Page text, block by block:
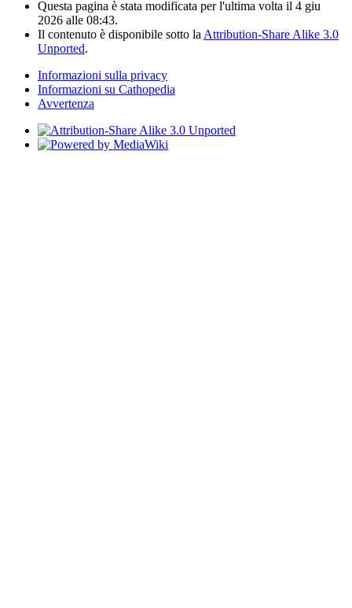
Questa pagina è stata modificata per l'ultima volta il 4 giu
2026 alle 08:43.
Il contenuto è disponibile sotto la Attribution-Share Alike 3.0
Unported.
Informazioni sulla privacy
Informazioni su Cathopedia
Avvertenza